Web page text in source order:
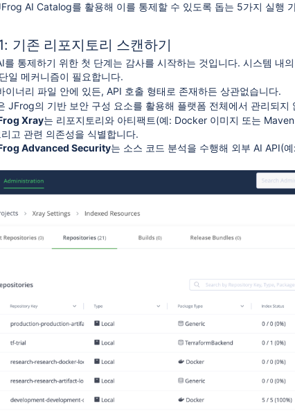
프트웨어 운영 효율화
AI Catalog를 활용해 이를 통제할 수 있도록 돕는 5가지 실행
기존 리포지토리 스캔하기
를 통제하기 위한 첫 단계는 감사를 시작하는 것입니다. 시스템 내
일 메커니즘이 필요합니다.
이너리 파일 안에 있든, API 호출 형태로 존재하든 상관없습니다.
JFrog의 기반 보안 구성 요소를 활용해 플랫폼 전체에서 관리되지
Xray는 리포지토리와 아티팩트(예: Docker 이미지 또는
리고 관련 의존성을 식별합니다.
Advanced Security는 소스 코드 분석을 수행해 외부 AI API(